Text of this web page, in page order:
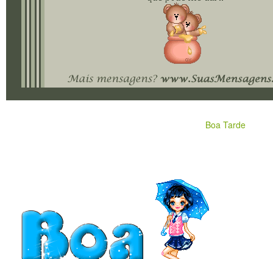
Boa Tarde